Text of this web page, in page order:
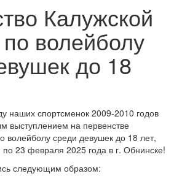
Калужской
волейболу
до 18
наших спортсменок 2009-2010 годов
выступлением на первенстве
волейболу среди девушек до 18 лет,
23 февраля 2025 года в г. Обнинске!
следующим образом: